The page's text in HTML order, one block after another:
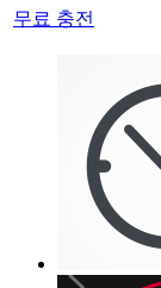
무료 충전